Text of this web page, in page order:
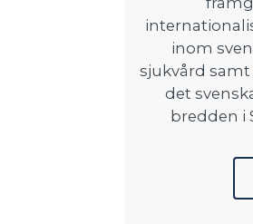
inom
sjukvård
det
bredden i